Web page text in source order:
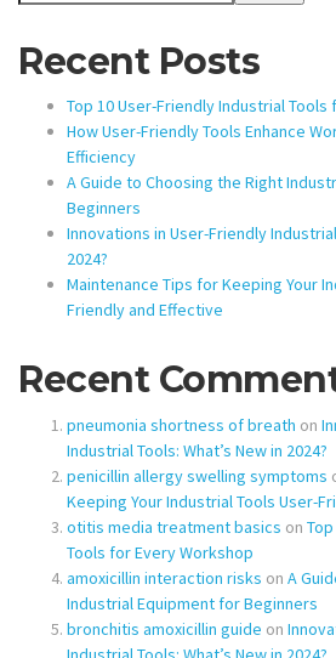
Recent Posts
Top 10 User-Friendly Industrial
How User-Friendly Tools Enhance
Efficiency
A Guide to Choosing the Right
Beginners
Innovations in User-Friendly Industrial
2024?
Maintenance Tips for Keeping Your
Friendly and Effective
Recent
pneumonia shortness of breath on
Industrial Tools: What’s New in 2024?
penicillin allergy swelling symptoms
Keeping Your Industrial Tools User-
otitis media treatment basics on
Tools for Every Workshop
amoxicillin interaction risks on A
Industrial Equipment for Beginners
bronchitis amoxicillin guide on